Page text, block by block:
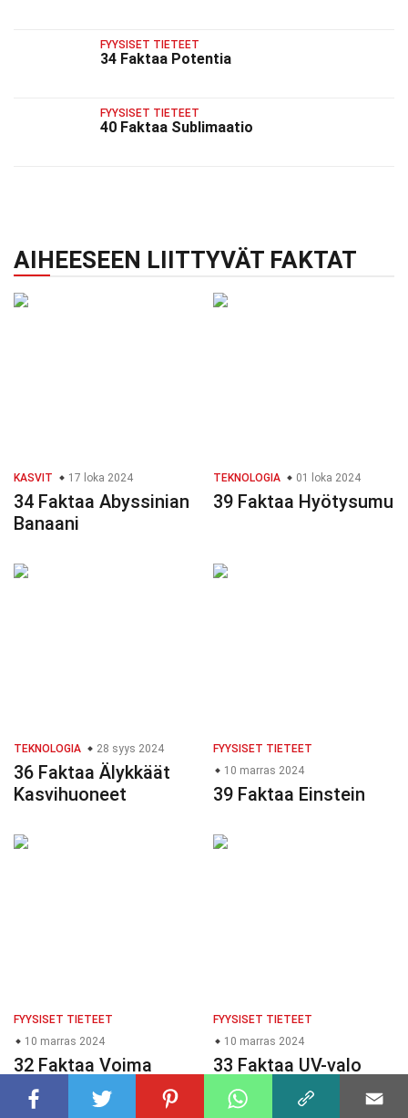
FYYSISET TIETEET
34 Faktaa Potentia
FYYSISET TIETEET
40 Faktaa Sublimaatio
AIHEESEEN LIITTYVÄT FAKTAT
KASVIT 17 loka 2024
34 Faktaa Abyssinian
Banaani
TEKNOLOGIA 01 loka 2024
39 Faktaa Hyötysumu
TEKNOLOGIA 28 syys 2024
36 Faktaa Älykkäät
Kasvihuoneet
FYYSISET TIETEET
10 marras 2024
39 Faktaa Einstein
FYYSISET TIETEET
10 marras 2024
32 Faktaa Voima
FYYSISET TIETEET
10 marras 2024
33 Faktaa UV-valo